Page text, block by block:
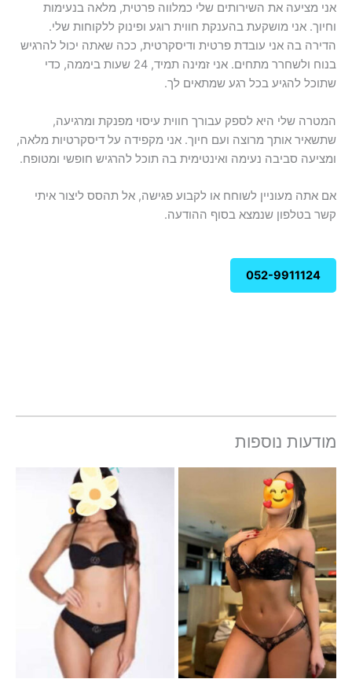
אני מציעה את השירותים שלי כמלווה פרטית, מלאה בנעימות
וחיוך. אני מושקעת בהענקת חווית רוגע ופינוק ללקוחות שלי.
הדירה בה אני עובדת פרטית ודיסקרטית, ככה שאתה יכול להרגיש
בנוח ולשחרר מתחים. אני זמינה תמיד, 24 שעות ביממה, כדי
שתוכל להגיע בכל רגע שמתאים לך.
המטרה שלי היא לספק עבורך חווית עיסוי מפנקת ומרגיעה,
שתשאיר אותך מרוצה ועם חיוך. אני מקפידה על דיסקרטיות מלאה,
ומציעה סביבה נעימה ואינטימית בה תוכל להרגיש חופשי ומטופח.
אם אתה מעוניין לשוחח או לקבוע פגישה, אל תהסס ליצור איתי
קשר בטלפון שנמצא בסוף ההודעה.
052-9911124
מודעות נוספות